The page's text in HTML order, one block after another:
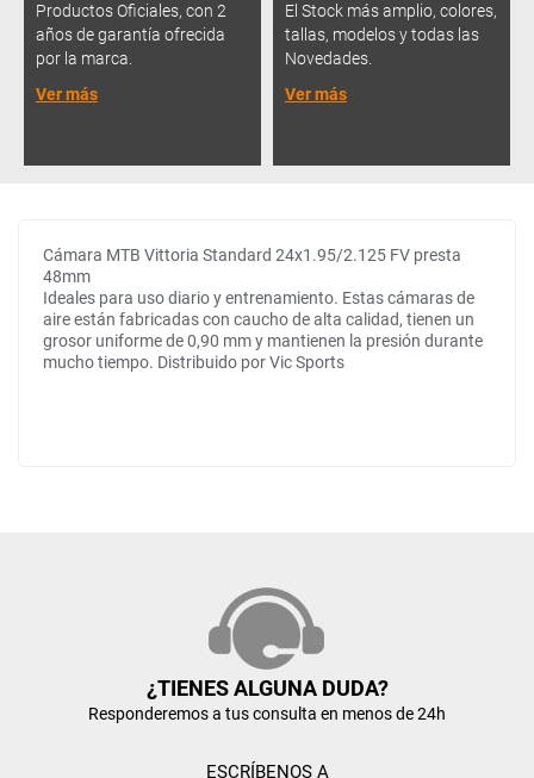
Productos Oficiales, con 2
años de garantía ofrecida
por la marca.
Ver más
El Stock más amplio, colores,
tallas, modelos y todas las
Novedades.
Ver más
Cámara MTB Vittoria Standard 24x1.95/2.125 FV presta
48mm
Ideales para uso diario y entrenamiento. Estas cámaras de
aire están fabricadas con caucho de alta calidad, tienen un
grosor uniforme de 0,90 mm y mantienen la presión durante
mucho tiempo. Distribuido por Vic Sports
¿TIENES ALGUNA DUDA?
Responderemos a tus consulta en menos de 24h
ESCRÍBENOS A